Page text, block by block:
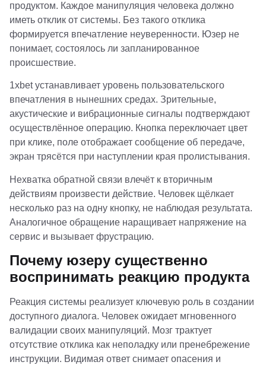
продуктом. Каждое манипуляция человека должно
иметь отклик от системы. Без такого отклика
формируется впечатление неуверенности. Юзер не
понимает, состоялось ли запланированное
происшествие.
1xbet устанавливает уровень пользовательского
впечатления в нынешних средах. Зрительные,
акустические и вибрационные сигналы подтверждают
осуществлённое операцию. Кнопка переключает цвет
при клике, поле отображает сообщение об передаче,
экран трясётся при наступлении края пролистывания.
Нехватка обратной связи влечёт к вторичным
действиям произвести действие. Человек щёлкает
несколько раз на одну кнопку, не наблюдая результата.
Аналогичное обращение наращивает напряжение на
сервис и вызывает фрустрацию.
Почему юзеру существенно
воспринимать реакцию продукта
Реакция системы реализует ключевую роль в создании
доступного диалога. Человек ожидает мгновенного
валидации своих манипуляций. Мозг трактует
отсутствие отклика как неполадку или пренебрежение
инструкции. Видимая ответ снимает опасения и